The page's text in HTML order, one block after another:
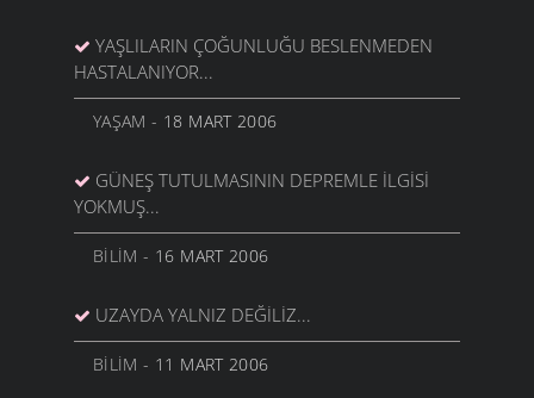
YAŞLILARIN ÇOĞUNLUĞU BESLENMEDEN
HASTALANIYOR...
YAŞAM - 18 MART 2006
GÜNEŞ TUTULMASININ DEPREMLE ILGISI
YOKMUŞ...
BILIM - 16 MART 2006
UZAYDA YALNIZ DEĞILIZ...
BILIM - 11 MART 2006